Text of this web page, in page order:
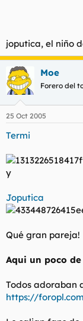
joputica, el niño
Moe
Forero del
25 Oct 2005
Termi
y
Joputica
Qué gran pareja!
Aqui un poco
Todos adoraban
https://